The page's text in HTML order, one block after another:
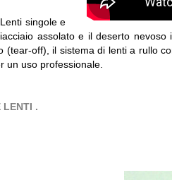
singole e
assolato e il deserto
off), il sistema di lenti a rullo
un uso professionale.
.